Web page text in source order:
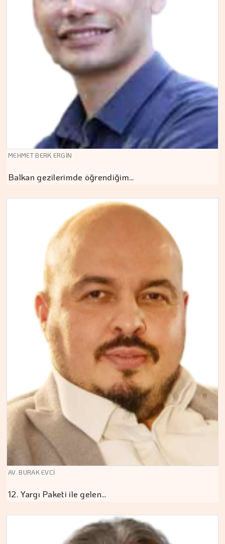
MEHMET BERK ERGİN
Balkan gezilerimde öğrendiğim…
AV. BURAK EVCİ
12. Yargı Paketi ile gelen…